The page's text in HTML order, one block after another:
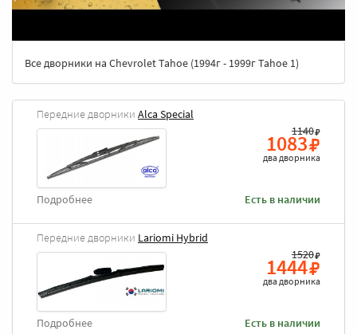
Все дворники на Chevrolet Tahoe (1994г - 1999г Tahoe 1)
Передние дворники Alca Special
1140
1083
два дворника
Есть в наличии
Подробнее
Передние дворники Lariomi Hybrid
1520
1444
два дворника
Есть в наличии
Подробнее